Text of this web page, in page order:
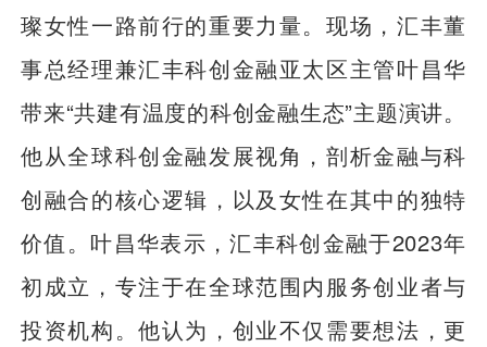
璨女性一路前行的重要力量。现场，汇丰董
事总经理兼汇丰科创金融亚太区主管叶昌华
带来“共建有温度的科创金融生态”主题演讲。
他从全球科创金融发展视角，剖析金融与科
创融合的核心逻辑，以及女性在其中的独特
价值。叶昌华表示，汇丰科创金融于2023年
初成立，专注于在全球范围内服务创业者与
投资机构。他认为，创业不仅需要想法，更